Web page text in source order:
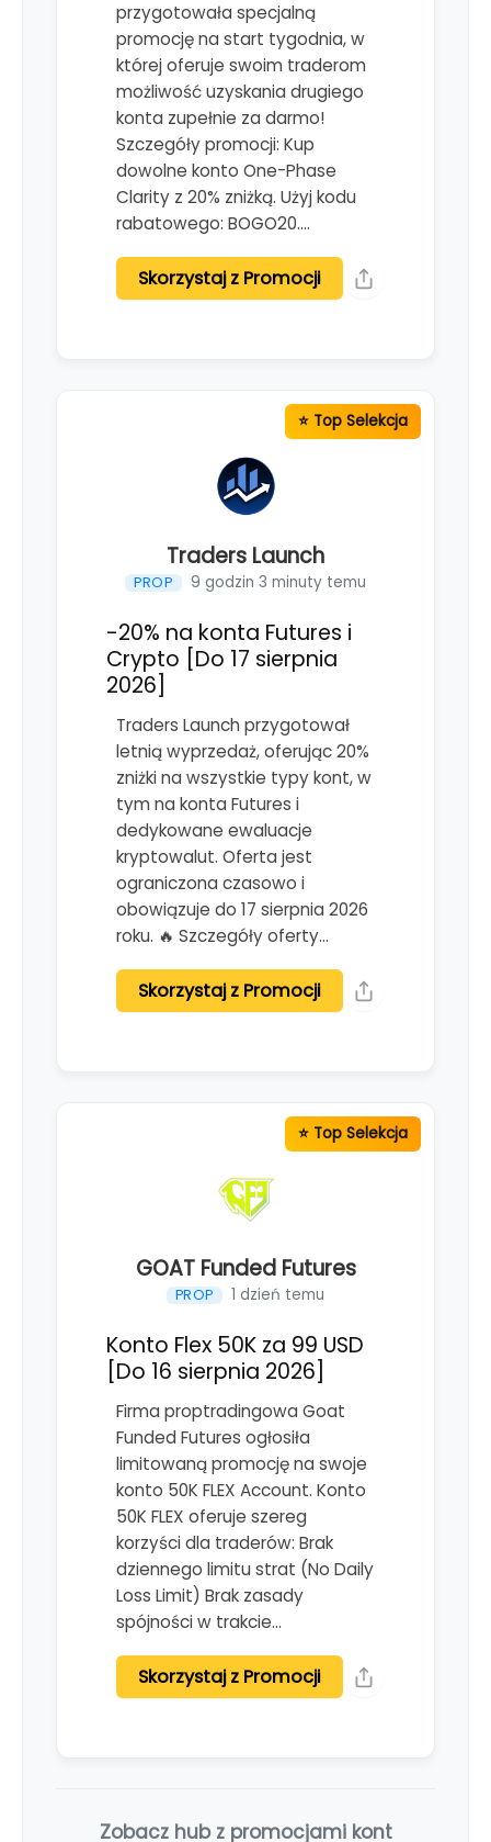
przygotowała specjalną
promocję na start tygodnia, w
której oferuje swoim traderom
możliwość uzyskania drugiego
konta zupełnie za darmo!
Szczegóły promocji: Kup
dowolne konto One-Phase
Clarity z 20% zniżką. Użyj kodu
rabatowego: BOGO20.…
Skorzystaj z Promocji
Traders Launch
PROP 9 godzin 3 minuty temu
-20% na konta Futures i
Crypto [Do 17 sierpnia
2026]
Traders Launch przygotował
letnią wyprzedaż, oferując 20%
zniżki na wszystkie typy kont, w
tym na konta Futures i
dedykowane ewaluacje
kryptowalut. Oferta jest
ograniczona czasowo i
obowiązuje do 17 sierpnia 2026
roku. 🔥 Szczegóły oferty…
Skorzystaj z Promocji
GOAT Funded Futures
PROP 1 dzień temu
Konto Flex 50K za 99 USD
[Do 16 sierpnia 2026]
Firma proptradingowa Goat
Funded Futures ogłosiła
limitowaną promocję na swoje
konto 50K FLEX Account. Konto
50K FLEX oferuje szereg
korzyści dla traderów: Brak
dziennego limitu strat (No Daily
Loss Limit) Brak zasady
spójności w trakcie…
Skorzystaj z Promocji
Zobacz hub z promocjami kont